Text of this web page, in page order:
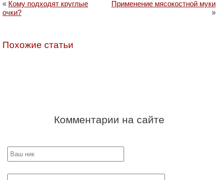
« Кому подходят круглые
очки?
Применение мясокостной муки
»
Похожие статьи
Комментарии на сайте